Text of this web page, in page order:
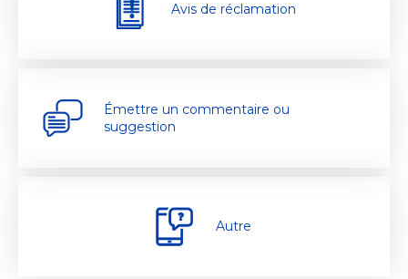
Avis de réclamation
Émettre un commentaire ou
suggestion
Autre